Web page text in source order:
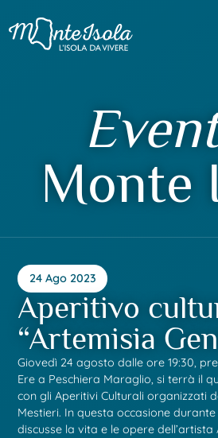
Monte
24 Ago 2023
Aperitivo
“Artemisia
Giovedì 24 agosto dalle ore 19:30,
Ere a Peschiera Maraglio, si terrà il
con gli Aperitivi Culturali organizzati
Mestieri. In questa occasione
discusse la vita e le opere dell’artista